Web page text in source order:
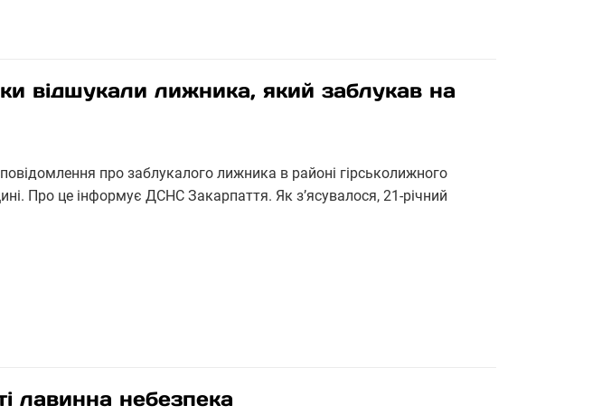
відшукали лижника, який заблукав на
про заблукалого лижника в районі гірськолижного
Про це інформує ДСНС Закарпаття. Як з’ясувалося, 21-річний
лавинна небезпека